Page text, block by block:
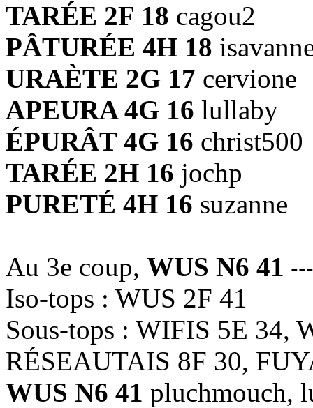
TARÉE 2F 18 cagou2
PÂTURÉE 4H 18
URAÈTE 2G 17 cervione
APEURA 4G 16 lullaby
ÉPURÂT 4G 16 christ500
TARÉE 2H 16 jochp
PURETÉ 4H 16 suzanne
Au 3e coup, WUS N6 41
Iso-tops : WUS 2F 41
Sous-tops : WIFIS 5E 34,
RÉSEAUTAIS 8F 30,
WUS N6 41 pluchmouch,